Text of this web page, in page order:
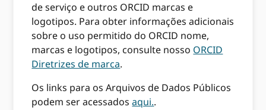
de serviço e outros ORCID marcas e
logotipos. Para obter informações adicionais
sobre o uso permitido do ORCID nome,
marcas e logotipos, consulte nosso ORCID
Diretrizes de marca.
Os links para os Arquivos de Dados Públicos
podem ser acessadosaqui..